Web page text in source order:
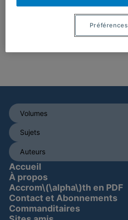
Accueil
À propos
Accrom\(\alpha\)th en PDF
Contact et Abonnements
Commanditaires
Préférences